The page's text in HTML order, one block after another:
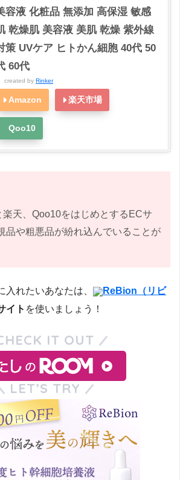
容液 化粧品 無添加 高保湿 敏感
乾燥肌 美容液 美肌 乾燥 紫外線
策 UVケア ヒトかん細胞 40代 50
60代
created by Rinker
Amazon 楽天市場
Qoo10
天、Qoo10をはじめとするECサ
品や粗悪品が紛れ込んでいることが
れたいあなたは、
ReBion（リビ
イト を使いましょう！
IT OUT
LET’S TRY